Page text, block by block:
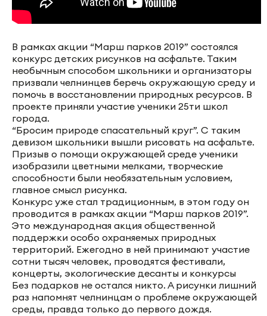
В рамках акции “Марш парков 2019” состоялся
конкурс детских рисунков на асфальте. Таким
необычным способом школьники и организаторы
призвали челнинцев беречь окружающую среду и
помочь в восстановлении природных ресурсов. В
проекте приняли участие ученики 25ти школ
города.
“Бросим природе спасательный круг”. С таким
девизом школьники вышли рисовать на асфальте.
Призыв о помощи окружающей среде ученики
изобразили цветными мелками, творческие
способности были необязательным условием,
главное смысл рисунка.
Конкурс уже стал традиционным, в этом году он
проводится в рамках акции “Марш парков 2019”.
Это международная акция общественной
поддержки особо охраняемых природных
территорий. Ежегодно в ней принимают участие
сотни тысяч человек, проводятся фестивали,
концерты, экологические десанты и конкурсы
Без подарков не остался никто. А рисунки лишний
раз напомнят челнинцам о проблеме окружающей
среды, правда только до первого дождя.